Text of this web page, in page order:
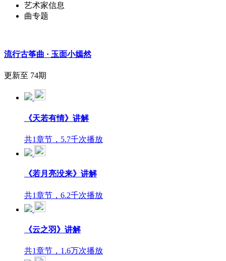
艺术家信息
曲专题
流行古筝曲 · 玉面小嫣然
更新至 74期
《天若有情》讲解
共1章节，5.7千次播放
《若月亮没来》讲解
共1章节，6.2千次播放
《云之羽》讲解
共1章节，1.6万次播放